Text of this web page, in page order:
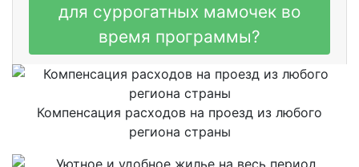
для суррогатных мамочек во
время программы?
Компенсация расходов на проезд из любого
региона страны